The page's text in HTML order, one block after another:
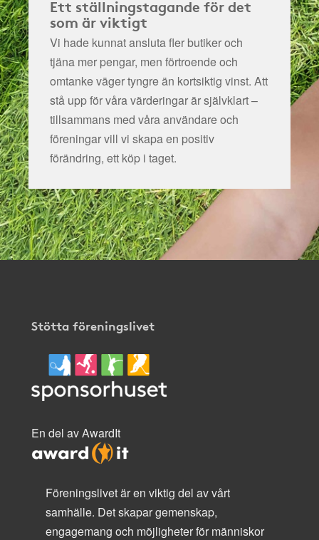
Ett ställningstagande för det
som är viktigt
Vi hade kunnat ansluta fler butiker och
tjäna mer pengar, men förtroende och
omtanke väger tyngre än kortsiktig vinst. Att
stå upp för våra värderingar är självklart –
tillsammans med våra användare och
föreningar vill vi skapa en positiv
förändring, ett köp i taget.
Stötta föreningslivet
En del av AwardIt
Föreningslivet är en viktig del av vårt
samhälle. Det skapar gemenskap,
engagemang och möjligheter för människor